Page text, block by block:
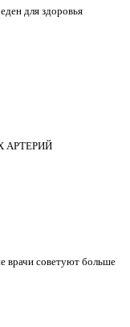
для здоровья
АРТЕРИЙ
врачи советуют больше